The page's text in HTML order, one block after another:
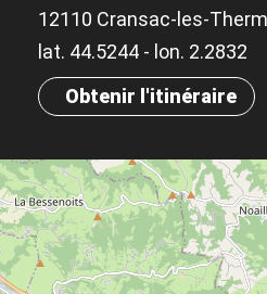
12110 Cransac-les-
lat. 44.5244 - lon. 2.2832
Obtenir l'itinéraire